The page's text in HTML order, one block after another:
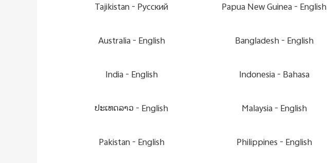
Tajikistan - Pусский Papua New Guinea - English
Australia - English Bangladesh - English
India - English Indonesia - Bahasa
ປະເທດລາວ - English Malaysia - English
Pakistan - English Philippines - English